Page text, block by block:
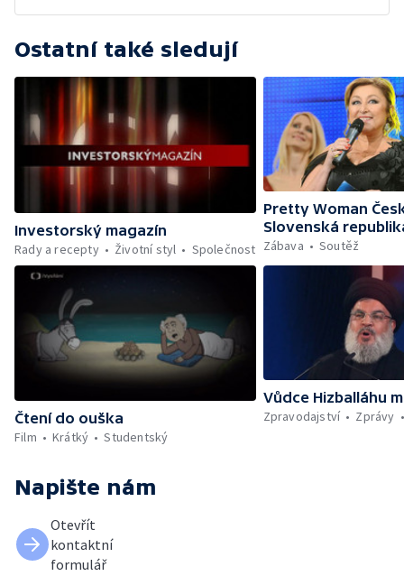
Ostatní také sledují
Investorský magazín
Rady a recepty
Životní styl Společnost
Pretty Woman
Slovenská
Zábava
Soutěž
Čtení do ouška
Film
Krátký Studentský
Vůdce Hizballáhu
Zpravodajství
Zprávy
Napište nám
Otevřít
kontaktní
formulář